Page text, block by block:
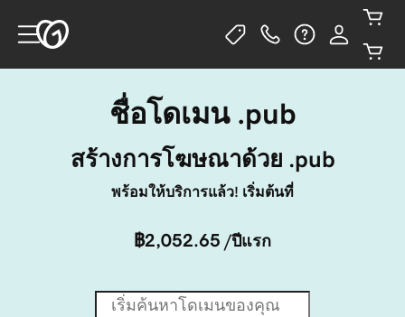
ชื่อโดเมน .pub
สร้างการโฆษณาด้วย .pub
พร้อมให้บริการแล้ว! เริ่มต้นที่
฿2,052.65 /ปีแรก